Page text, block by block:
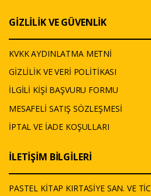
GİZLİLİK VE GÜVENLİK
KVKK AYDINLATMA METNİ
GİZLİLİK VE VERİ POLİTİKASI
İLGİLİ KİŞİ BAŞVURU FORMU
MESAFELİ SATIŞ SÖZLEŞMESİ
İPTAL VE İADE KOŞULLARI
İLETİŞİM BİLGİLERİ
PASTEL KİTAP KIRTASİYE SAN. VE